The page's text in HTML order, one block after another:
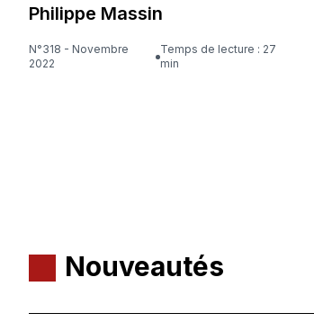
Philippe Massin
N°318 - Novembre
2022
Temps de lecture : 27
min
Nouveautés